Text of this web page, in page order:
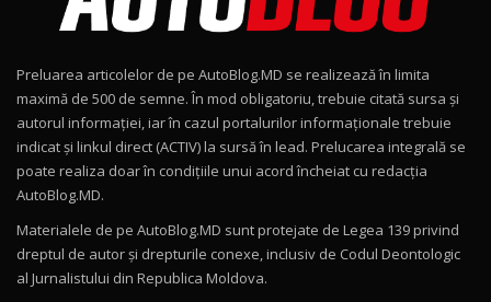
Noul Geely EX2 / Test Drive AutoBlog.MD
15:22
Mercedes-AMG E 53 HYBRID 4MATIC+ / Test
Drive AutoBlog.MD
16:27
11
Noul Volvo ES90 / Test Drive AutoBlog.MD
12
Noul MG HS / Test Drive AutoBlog.MD
16:48
Preluarea articolelor de pe AutoBlog.MD se realizează în limita
maximă de 500 de semne. În mod obligatoriu, trebuie citată sursa și
autorul informației, iar în cazul portalurilor informaționale trebuie
indicat și linkul direct (ACTIV) la sursă în lead. Prelucarea integrală se
poate realiza doar în condițiile unui acord încheiat cu redacţia
AutoBlog.MD.
Materialele de pe AutoBlog.MD sunt protejate de Legea 139 privind
dreptul de autor și drepturile conexe, inclusiv de Codul Deontologic
al Jurnalistului din Republica Moldova.